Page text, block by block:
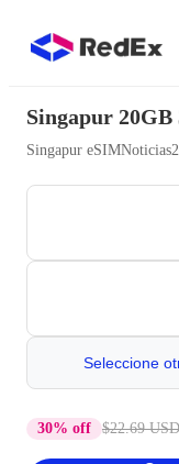
Singapur 20GB
Singapur
Seleccione
30% off $22.69 USD